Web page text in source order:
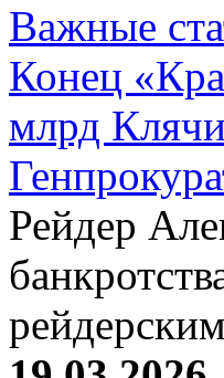
Важные
Конец
млрд
Рейдер